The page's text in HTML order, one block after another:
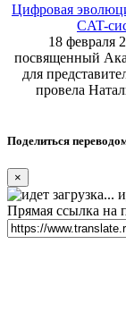
Цифровая
CAT-
18 февраля
посвященный
для
провела
Поделиться
×
Прямая ссылка на